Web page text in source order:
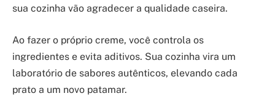
sua cozinha vão agradecer a qualidade caseira.
Ao fazer o próprio creme, você controla os
ingredientes e evita aditivos. Sua cozinha vira um
laboratório de sabores autênticos, elevando cada
prato a um novo patamar.